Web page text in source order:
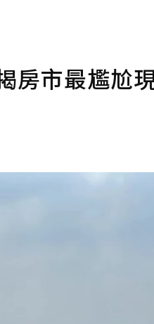
房市最尷尬